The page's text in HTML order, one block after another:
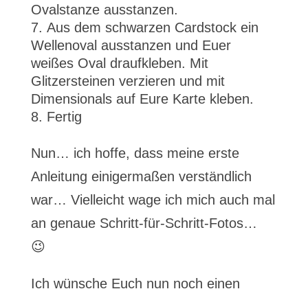
Ovalstanze ausstanzen.
Aus dem schwarzen Cardstock ein
Wellenoval ausstanzen und Euer
weißes Oval draufkleben. Mit
Glitzersteinen verzieren und mit
Dimensionals auf Eure Karte kleben.
Fertig
Nun… ich hoffe, dass meine erste
Anleitung einigermaßen verständlich
war… Vielleicht wage ich mich auch mal
an genaue Schritt-für-Schritt-Fotos…
😉
Ich wünsche Euch nun noch einen